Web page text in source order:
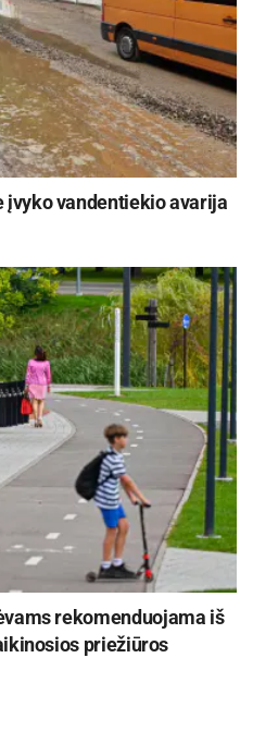
įvyko vandentiekio avarija
rekomenduojama iš
priežiūros